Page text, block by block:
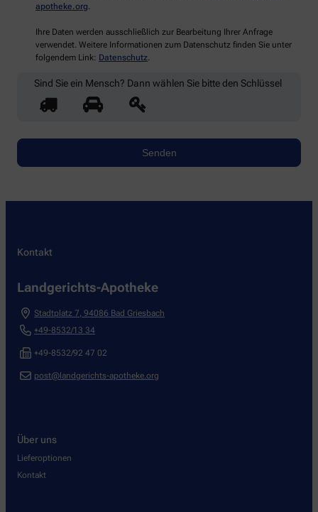
apotheke.org.
Ihre Daten werden ausschließlich zur Bearbeitung Ihrer Anfrage
verwendet. Weitere Informationen zum Datenschutz finden Sie unter
folgendem Link: Datenschutz.
Sind Sie ein Mensch? Dann wählen Sie bitteden Schlüssel
Kontakt
Landgerichts-Apotheke
Stadtplatz 7, 94086 Bad Griesbach
+49-8532/13 34
+49-8532/92 47 02
post@landgerichts-apotheke.org
Über uns
Lieferoptionen
Kontakt